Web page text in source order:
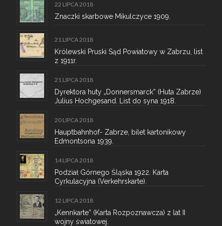
22 LIPCA 2018
Znaczki skarbowe Mikulczyce 1909.
21 LIPCA 2018
Królewski Pruski Sąd Powiatowy w Zabrzu, list
z 1911r.
21 LIPCA 2018
Dyrektora huty „Donnersmarck” (Huta Zabrze)
Julius Hochgesand. List do syna 1918.
20 LIPCA 2018
Hauptbahnhof- Zabrze, bilet kartonikowy
Edmontsona 1939.
14 LIPCA 2018
Podział Górnego Śląska 1922. Karta
Cyrkulacyjna (Verkehrskarte).
12 LIPCA 2018
„Kennkarte” (Karta Rozpoznawcza) z lat II
wojny światowej.